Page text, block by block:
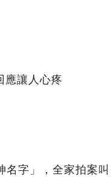
應讓人心疼
名字」，全家拍案叫